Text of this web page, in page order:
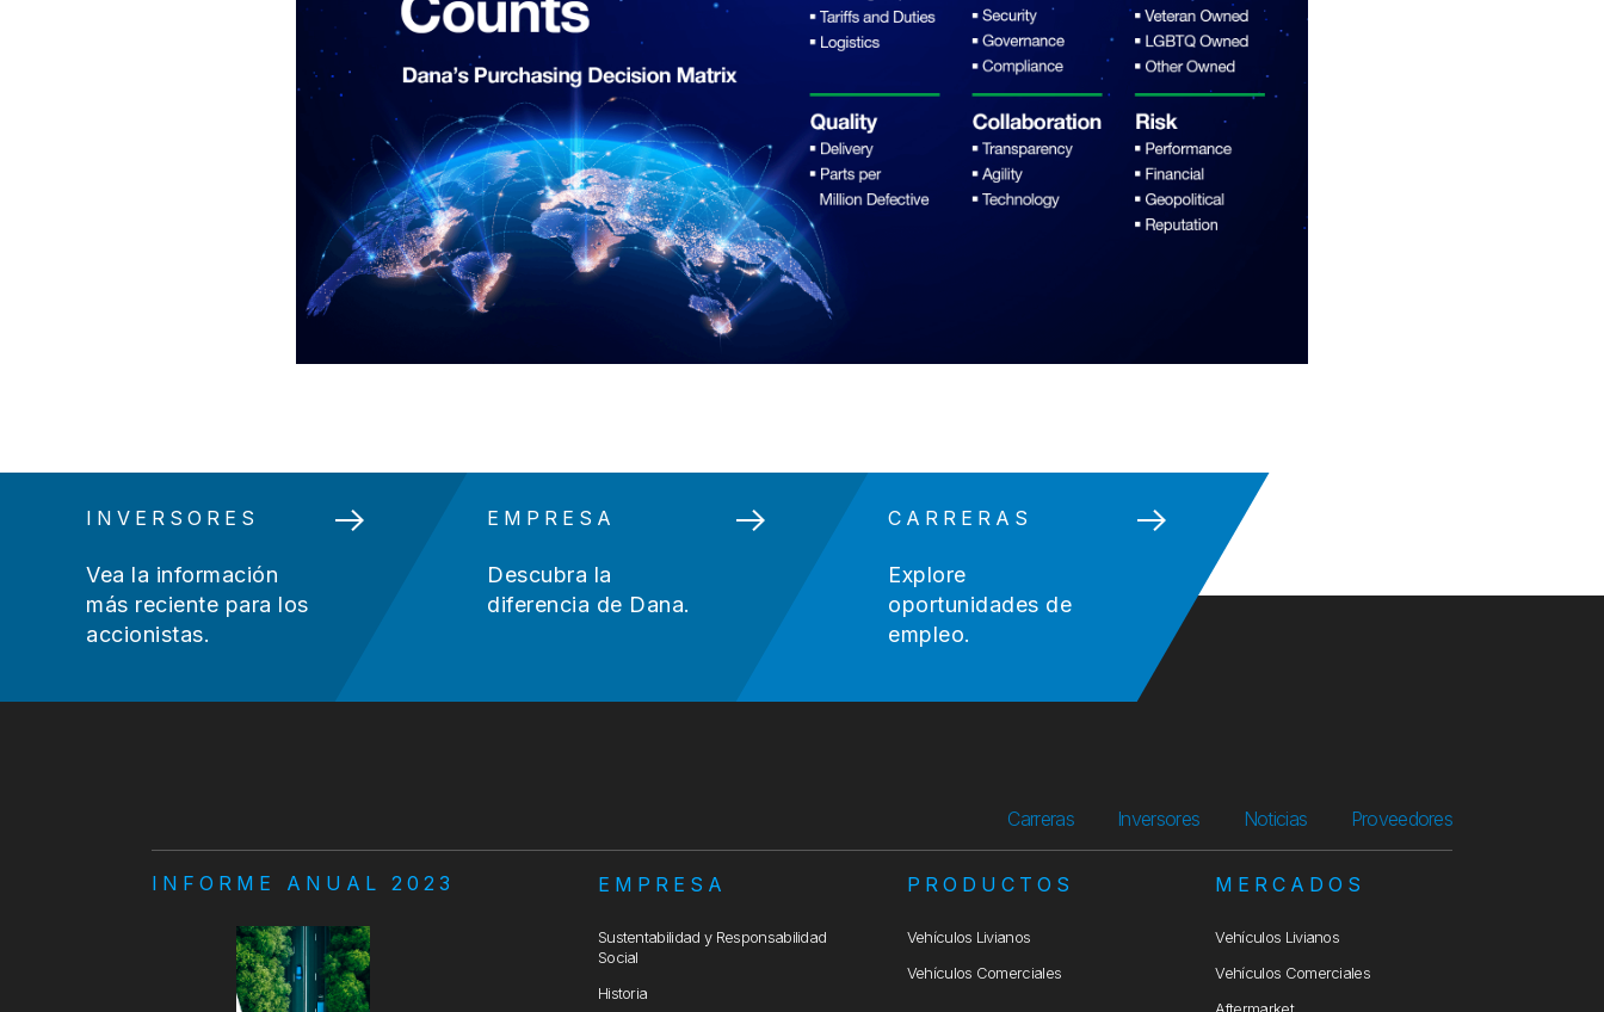
INVERSORES
Vea la información
más reciente para los
accionistas.
EMPRESA
Descubra la
diferencia de Dana.
CARRERAS
Explore
oportunidades de
empleo.
Carreras Inversores Noticias Proveedores
INFORME ANUAL 2023 EMPRESA
Sustentabilidad y Responsabilidad
Social
Historia
PRODUCTOS
Vehículos Livianos
Vehículos Comerciales
MERCADOS
Vehículos Livianos
Vehículos Comerciales
Aftermarket